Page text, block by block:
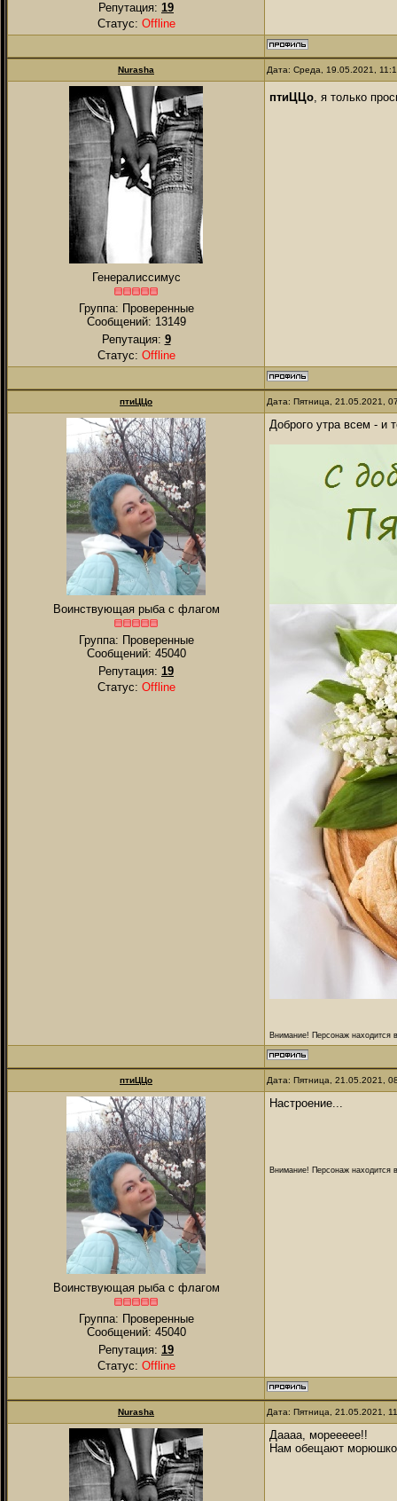
Репутация: 19
Статус: Offline
Nurаsha Дата: Среда, 19.05.2021,
Генералиссимус
Группа: Проверенные
Сообщений: 13149
Репутация: 9
Статус: Offline
птиЦЦо, я только
птиЦЦо Дата: Пятница, 21.05.2021,
Воинствующая рыба с флагом
Группа: Проверенные
Сообщений: 45040
Репутация: 19
Статус: Offline
Доброго утра всем - и
Внимание! Персонаж находится
птиЦЦо Дата: Пятница, 21.05.2021,
Воинствующая рыба с флагом
Группа: Проверенные
Сообщений: 45040
Репутация: 19
Статус: Offline
Настроение...
Внимание! Персонаж находится
Nurаsha Дата: Пятница, 21.05.2021,
Даааа, мореееее!!
Нам обещают морюшко